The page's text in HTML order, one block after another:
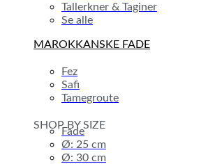
Tallerkner & Taginer
Se alle
MAROKKANSKE FADE
Fez
Safi
Tamegroute
SHOP BY SIZE
Fade
Ø: 25 cm
Ø: 30 cm